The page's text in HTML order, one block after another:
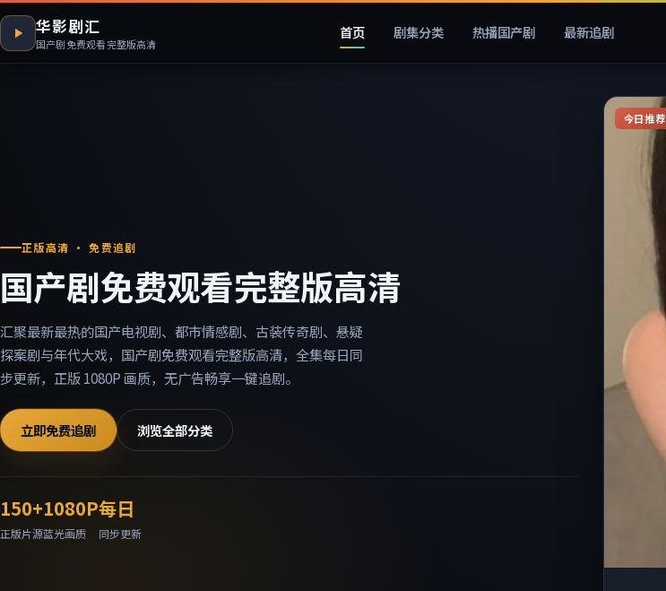
华影剧汇
国产剧免费观看完整版高清
首页 剧集分类 热播国产剧 最新追剧
正版高清 · 免费追剧
国产剧免费观看完整版高清
汇聚最新最热的国产电视剧、都市情感剧、古装传奇剧、悬疑
探案剧与年代大戏，国产剧免费观看完整版高清，全集每日同
步更新，正版 1080P 画质，无广告畅享一键追剧。
立即免费追剧 浏览全部分类
150+
正版片源
1080P
蓝光画质
每日
同步更新
今日推荐